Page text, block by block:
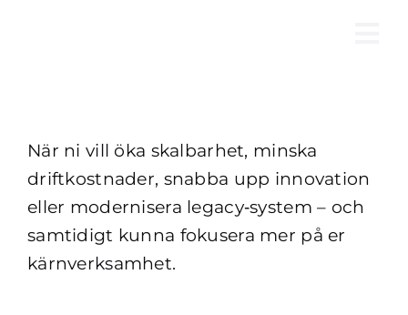
När ni vill öka skalbarhet, minska
driftkostnader, snabba upp innovation
eller modernisera legacy‑system – och
samtidigt kunna fokusera mer på er
kärnverksamhet.